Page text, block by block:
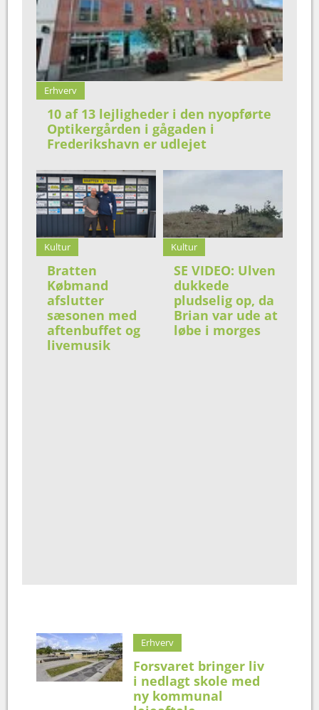
Erhverv
10 af 13 lejligheder i den nyopførte
Optikergården i gågaden i
Frederikshavn er udlejet
Kultur
Bratten
Købmand
afslutter
sæsonen med
aftenbuffet og
livemusik
Kultur
SE VIDEO: Ulven
dukkede
pludselig op, da
Brian var ude at
løbe i morges
Erhverv
Forsvaret bringer liv
i nedlagt skole med
ny kommunal